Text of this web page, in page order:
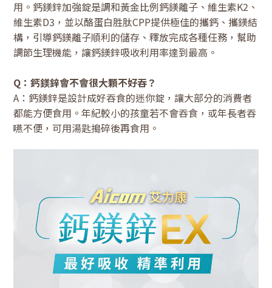
用。鈣鎂鋅加強錠是調和黃金比例鈣鎂離子、維生素K2、
維生素D3，並以酪蛋白胜肽CPP提供極佳的攜鈣、攜鎂結
構，引導鈣鎂離子順利的儲存、釋放完成各種任務，幫助
調節生理機能，讓鈣鎂鋅吸收利用率達到最高。
Q：鈣鎂鋅會不會很大顆不好吞？
A：鈣鎂鋅是設計成好吞食的迷你錠，讓大部分的消費者
都能方便食用。年紀較小的孩童若不會吞食，或年長者吞
嚥不便，可用湯匙搗碎後再食用。